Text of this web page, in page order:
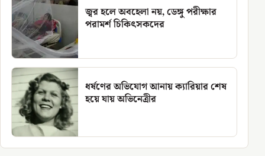
জ্বর হলে অবহেলা নয়, ডেঙ্গু পরীক্ষার
পরামর্শ চিকিৎসকদের
ধর্ষণের অভিযোগ আনায় ক্যারিয়ার শেষ
হয়ে যায় অভিনেত্রীর